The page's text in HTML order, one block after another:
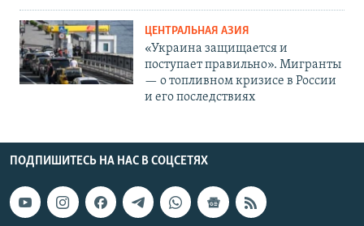
ЦЕНТРАЛЬНАЯ АЗИЯ
«Украина защищается и
поступает правильно». Мигранты
— о топливном кризисе в России
и его последствиях
ПОДПИШИТЕСЬ НА НАС В СОЦСЕТЯХ